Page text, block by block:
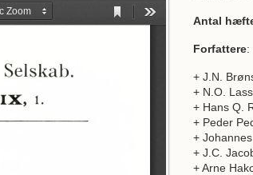
Antal
Forfattere:
+ J.N.
+ N.O.
+ Hans Q.
+ Peder
+
+ J.C.
+ Arne